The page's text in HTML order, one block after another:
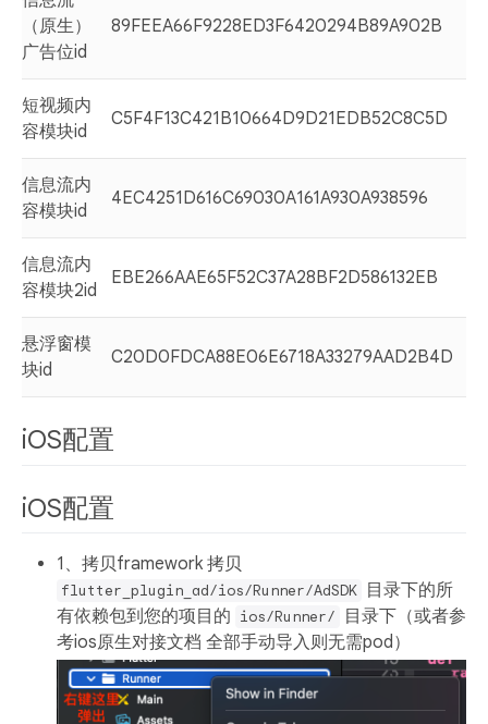
（原生）
广告位id
89FEEA66F9228ED3F6420294B89A902B
短视频内
容模块id
C5F4F13C421B10664D9D21EDB52C8C5D
信息流内
容模块id
4EC4251D616C69030A161A930A938596
信息流内
容模块2id
EBE266AAE65F52C37A28BF2D586132EB
悬浮窗模
块id
C20D0FDCA88E06E6718A33279AAD2B4D
iOS配置
iOS配置
1、拷贝framework 拷⻉
flutter_plugin_ad/ios/Runner/AdSDK ⽬录下的所
有依赖包到您的项⽬的 ios/Runner/
⽬录下（或者参
考ios原生对接文档 全部手动导入则无需pod）